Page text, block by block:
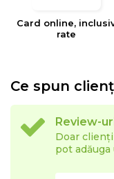
cel mai avansat
Card online,
rate
Ce spun
Review-
Doar
pot